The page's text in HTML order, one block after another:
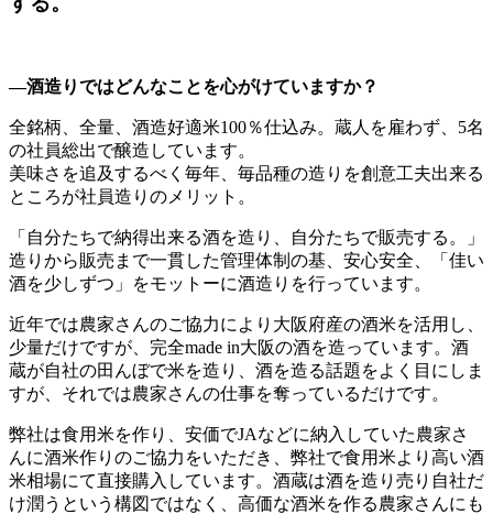
―酒造りではどんなことを心がけていますか？
全銘柄、全量、酒造好適米100％仕込み。蔵人を雇わず、5名
の社員総出で醸造しています。
美味さを追及するべく毎年、毎品種の造りを創意工夫出来る
ところが社員造りのメリット。
「自分たちで納得出来る酒を造り、自分たちで販売する。」
造りから販売まで一貫した管理体制の基、安心安全、「佳い
酒を少しずつ」をモットーに酒造りを行っています。
近年では農家さんのご協力により大阪府産の酒米を活用し、
少量だけですが、完全made in大阪の酒を造っています。酒
蔵が自社の田んぼで米を造り、酒を造る話題をよく目にしま
すが、それでは農家さんの仕事を奪っているだけです。
弊社は食用米を作り、安価でJAなどに納入していた農家さ
んに酒米作りのご協力をいただき、弊社で食用米より高い酒
米相場にて直接購入しています。酒蔵は酒を造り売り自社だ
け潤うという構図ではなく、高価な酒米を作る農家さんにも